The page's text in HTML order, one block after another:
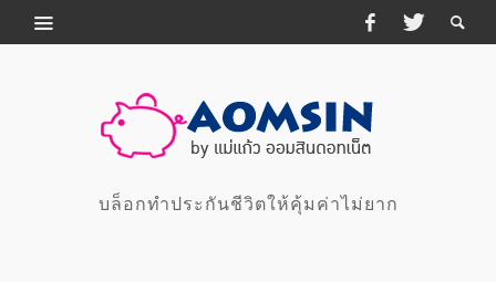
บล็อกทำประกันชีวิตให้คุ้มค่าไม่ยาก